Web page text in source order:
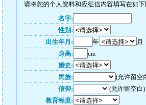
请将您的个人资料和应征信内容填写在如
名字:
性别:
出生年月:
年
月
身高:
cm
婚史:
民族:
(允许留空
信仰:
(允许留空白)
教育程度: